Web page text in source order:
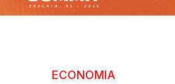
ECONOMIA